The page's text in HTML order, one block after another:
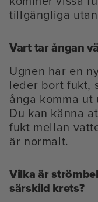
tillgängliga
Vart tar ångan
Ugnen har en
leder bort fukt,
ånga komma
Du kan känna
fukt mellan
är normalt.
Vilka är
särskild krets?